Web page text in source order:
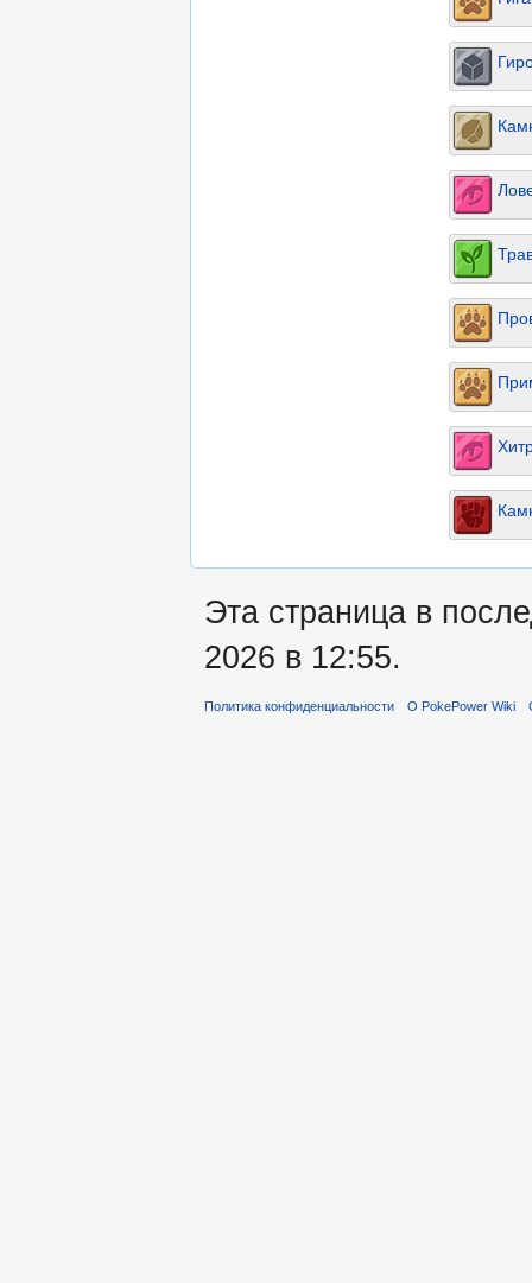
Эта страница в
2026 в 12:55.
Политика конфиденциальности О PokePower Wiki